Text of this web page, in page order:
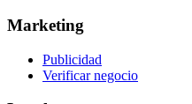
Marketing
Publicidad
Verificar negocio